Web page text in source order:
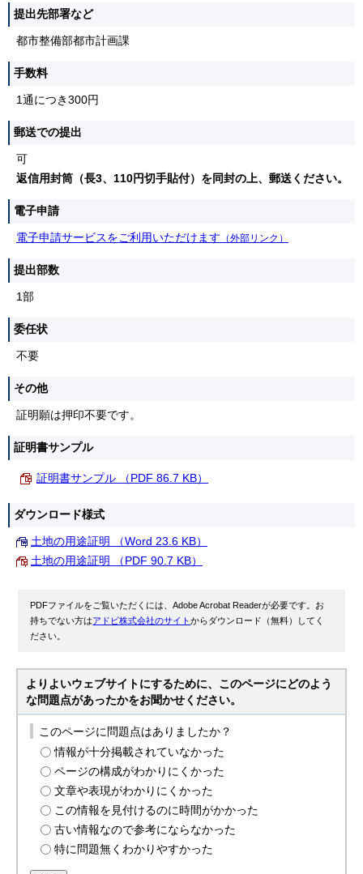
提出先部署など
都市整備部都市計画課
手数料
1通につき300円
郵送での提出
可
返信用封筒（長3、110円切手貼付）を同封の上、郵送ください。
電子申請
電子申請サービスをご利用いただけます （外部リンク）
提出部数
1部
委任状
不要
その他
証明願は押印不要です。
証明書サンプル
証明書サンプル （PDF 86.7 KB）
ダウンロード様式
土地の用途証明 （Word 23.6 KB）
土地の用途証明 （PDF 90.7 KB）
PDFファイルをご覧いただくには、Adobe Acrobat Readerが必要です。お
持ちでない方はアドビ株式会社のサイトからダウンロード（無料）してく
ださい。
よりよいウェブサイトにするために、このページにどのよう
な問題点があったかをお聞かせください。
このページに問題点はありましたか？
情報が十分掲載されていなかった
ページの構成がわかりにくかった
文章や表現がわかりにくかった
この情報を見付けるのに時間がかかった
古い情報なので参考にならなかった
特に問題無くわかりやすかった